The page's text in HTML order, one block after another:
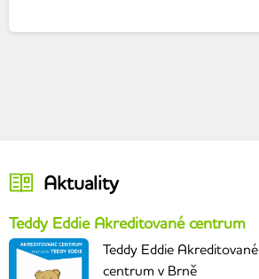
Aktuality
Teddy Eddie Akreditované centrum
Teddy Eddie Akreditované
centrum v Brně